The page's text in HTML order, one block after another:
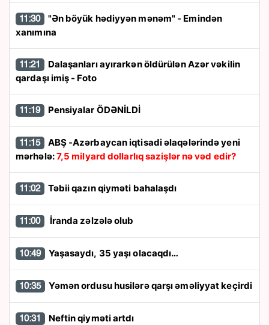
11:30
xanımına
11:21
qardaşı imiş - Foto
11:19 Pensiyalar ÖDƏNİLDİ
11:15
mərhələ:7,5 milyard dollarlıq sazişlər nə vəd edir?
11:02 Təbii qazın qiyməti bahalaşdı
11:00 İranda zəlzələ olub
10:49 Yaşasaydı, 35 yaşı olacaqdı…
10:35 Yəmən ordusu husilərə qarşı əməliyyat keçirdi
10:31 Neftin qiyməti artdı